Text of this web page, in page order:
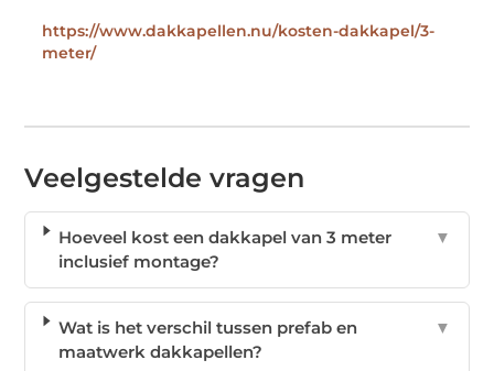
https://www.dakkapellen.nu/kosten-dakkapel/3-
meter/
Veelgestelde vragen
Hoeveel kost een dakkapel van 3 meter
inclusief montage?
▼
Wat is het verschil tussen prefab en
maatwerk dakkapellen?
▼